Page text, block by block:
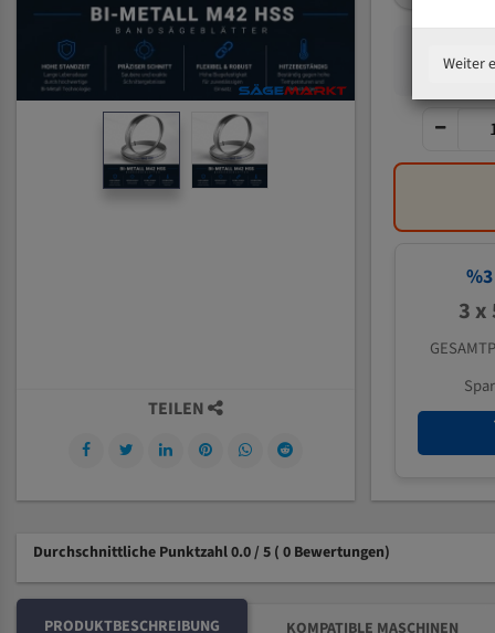
%3
3 x
TEILEN
Durchschnittliche Punktzahl 0.0 / 5 ( 0 Bewertungen)
PRODUKTBESCHREIBUNG KOMPATIBLE MASCHINEN
Weiter